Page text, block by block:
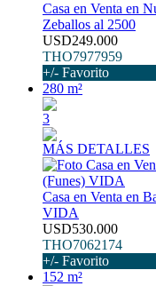
Casa en Venta en
Zeballos al 2500
USD249.000
THO7977959
+/- Favorito
280 m²
3
MÁS DETALLES
Casa en Venta en
VIDA
USD530.000
THO7062174
+/- Favorito
152 m²